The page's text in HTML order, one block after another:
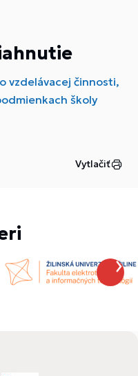
vzdelávacej činnosti,
školy
Vytlačiť